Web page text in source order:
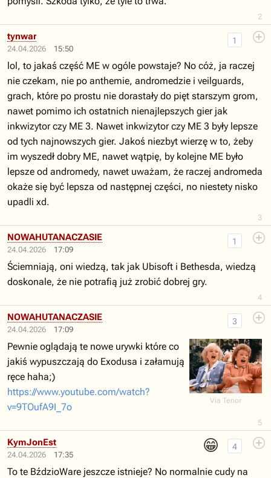
2
24.04.2026 15:50
3
1
tynwar
lol, to jakaś część ME w ogóle powstaje? No cóż, ja raczej
nie czekam, nie po anthemie, andromedzie i veilguards,
grach, które po prostu nie dorastały do pięt starszym grom,
nawet pomimo ich ostatnich nienajlepszych gier jak
inkwizytor czy ME 3. Nawet inkwizytor czy ME 3 były lepsze
od tych najnowszych gier. Jakoś niezbyt wierzę w to, żeby
im wyszedł dobry ME, nawet wątpię, by kolejne ME było
lepsze od andromedy, nawet uważam, że raczej andromeda
okaże się być lepsza od następnej części, no niestety nisko
upadli xd.
24.04.2026 17:09
4
1
NOWAHUTANACZASIE
Ściemniają, oni wiedzą, tak jak Ubisoft i Bethesda, wiedzą
doskonale, że nie potrafią już zrobić dobrej gry.
24.04.2026 17:09
5
3
NOWAHUTANACZASIE
Via Tenor
Pewnie oglądają te nowe urywki które co
jakiś wypuszczają do Exodusa i załamują
ręce haha;)
https://www.youtube.com/watch?
v=9TOufA9I_7o
24.04.2026 17:35
😁 4
KymJonEst
To te BździoWare jeszcze istnieje? No normalnie cudy na